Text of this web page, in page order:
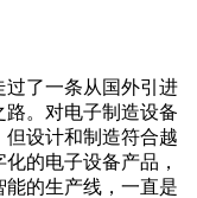
过了一条从国外引进
。对电子制造设备
设计和制造符合越
的电子设备产品，
的生产线，一直是